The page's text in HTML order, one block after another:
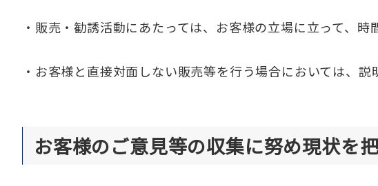
・販売・勧誘活動にあたっては、お客様の立場に立って、時
・お客様と直接対面しない販売等を行う場合においては、
お客様のご意見等の収集に努め現状を